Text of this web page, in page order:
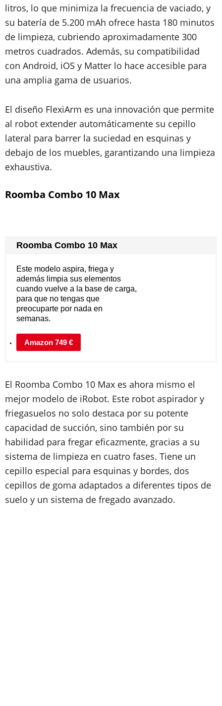
litros, lo que minimiza la frecuencia de vaciado, y
su batería de 5.200 mAh ofrece hasta 180 minutos
de limpieza, cubriendo aproximadamente 300
metros cuadrados. Además, su compatibilidad
con Android, iOS y Matter lo hace accesible para
una amplia gama de usuarios.
El diseño FlexiArm es una innovación que permite
al robot extender automáticamente su cepillo
lateral para barrer la suciedad en esquinas y
debajo de los muebles, garantizando una limpieza
exhaustiva.
Roomba Combo 10 Max
Roomba Combo 10 Max
Amazon 749 €
Este modelo aspira, friega y
además limpia sus elementos
cuando vuelve a la base de carga,
para que no tengas que
preocuparte por nada en
semanas.
El Roomba Combo 10 Max es ahora mismo el
mejor modelo de iRobot. Este robot aspirador y
friegasuelos no solo destaca por su potente
capacidad de succión, sino también por su
habilidad para fregar eficazmente, gracias a su
sistema de limpieza en cuatro fases. Tiene un
cepillo especial para esquinas y bordes, dos
cepillos de goma adaptados a diferentes tipos de
suelo y un sistema de fregado avanzado.